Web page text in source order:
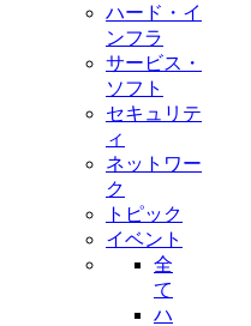
ハード・イ
ンフラ
サービス・
ソフト
セキュリテ
ィ
ネットワー
ク
トピック
イベント
全
て
ハ